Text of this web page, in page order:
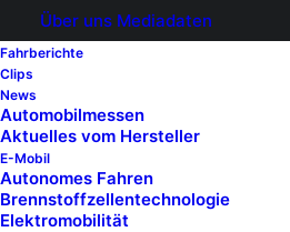
Über uns Mediadaten
Fahrberichte
Clips
News
Automobilmessen
Aktuelles vom Hersteller
E-Mobil
Autonomes Fahren
Brennstoffzellentechnologie
Elektromobilität